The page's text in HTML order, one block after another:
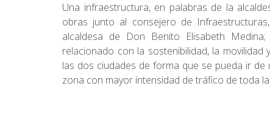
Una infraestructura, en palabras de la
obras junto al consejero de
alcaldesa de Don Benito Elisabeth
relacionado con la sostenibilidad, la
las dos ciudades de forma que se pueda ir de
zona con mayor intensidad de tráfico de toda